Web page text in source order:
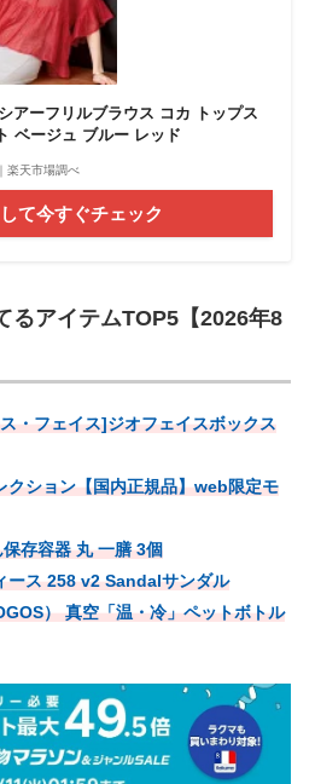
アーフリルブラウス コカ トップス
ベージュ ブルー レッド
楽天市場調べ
て今すぐチェック
るアイテムTOP5【2026年8
・フェイス]ジオフェイスボックス
クション【国内正規品】web限定モ
存容器 丸 一膳 3個
ース 258 v2 Sandalサンダル
） 真空「温・冷」ペットボトル